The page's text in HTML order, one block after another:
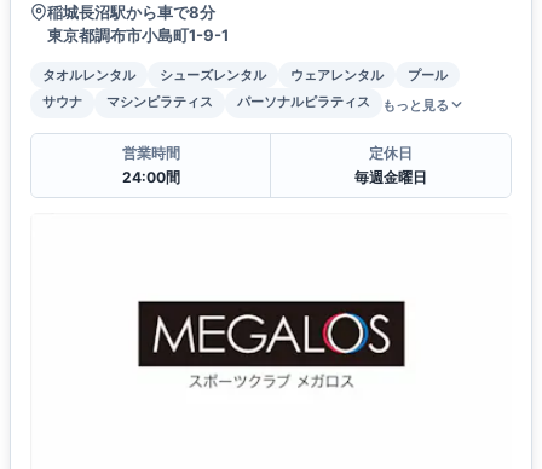
稲城長沼駅から車で8分
東京都調布市小島町1-9-1
タオルレンタル シューズレンタル ウェアレンタル
プール
サウナ
マシンピラティス パーソナルピラティス もっと見る
営業時間
24:00間
定休日
毎週金曜日